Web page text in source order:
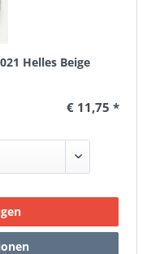
Helles Beige
€ 11,75 *